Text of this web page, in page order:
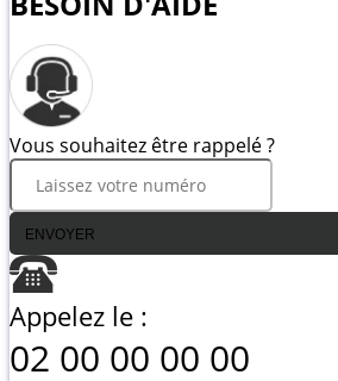
Vous souhaitez être rappelé ?
ENVOYER
Appelez le :
02 00 00 00 00